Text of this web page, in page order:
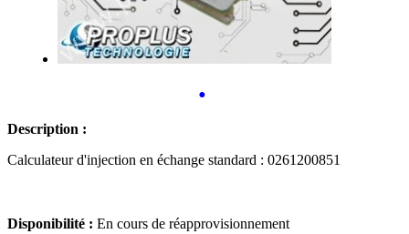
•
Description :
Calculateur d'injection en échange standard : 0261200851
Disponibilité : En cours de réapprovisionnement